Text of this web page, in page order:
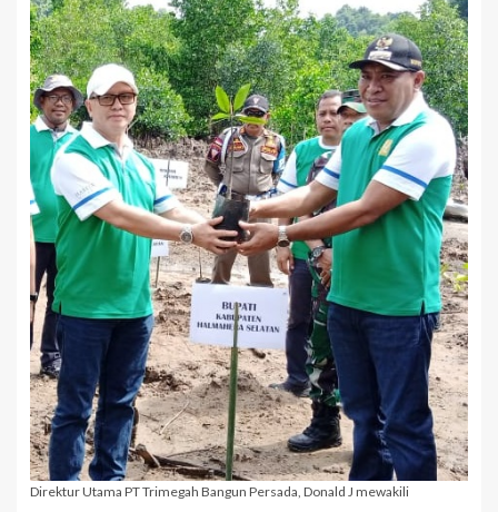
Direktur Utama PT Trimegah Bangun Persada, Donald J mewakili